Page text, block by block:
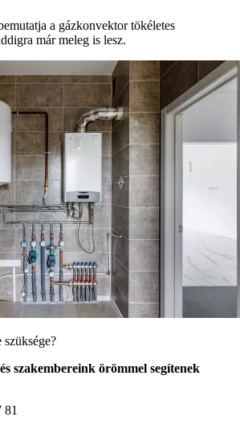
a gázkonvektor tökéletes
már meleg is lesz.
szüksége?
szakembereink örömmel segítenek
81